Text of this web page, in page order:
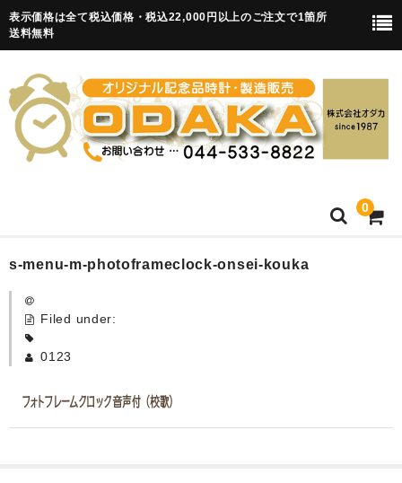
表示価格は全て税込価格・税込22,000円以上のご注文で1箇所
送料無料
0
HOME
卒園記念品
s-menu-m-photoframeclock-onsei-kouka
Filed under:
0123